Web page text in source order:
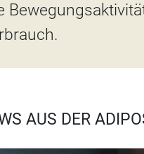
AUS DER